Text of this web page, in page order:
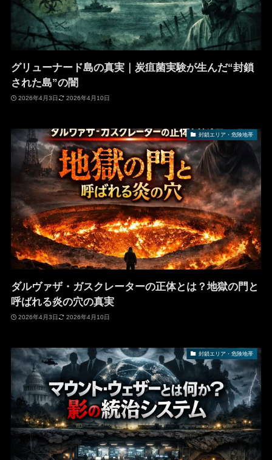
グリューナード島の真実｜炭疽菌実験が生んだ“封鎖
された島”の闇
2026年4月3日 2026年4月10日
封鎖エリア・危険地帯
ダルヴァザ・ガスクレーターの正体とは？地獄の門と
呼ばれる炎の穴の真実
2026年4月3日 2026年4月10日
封鎖エリア・危険地帯